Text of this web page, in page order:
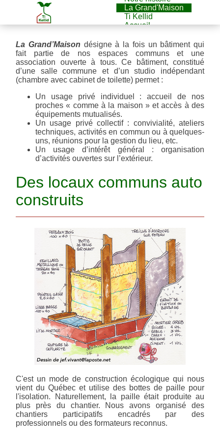
La Grand'Maison
Ti Kellid
Accueil
La Grand’Maison désigne à la fois un bâtiment qui
fait partie de nos espaces communs et une
association ouverte à tous. Ce bâtiment, constitué
d’une salle commune et d’un studio indépendant
(chambre avec cabinet de toilette) permet :
Un usage privé individuel : accueil de nos
proches « comme à la maison » et accès à des
équipements mutualisés.
Un usage privé collectif : convivialité, ateliers
techniques, activités en commun ou à quelques-
uns, réunions pour la gestion du lieu, etc.
Un usage d’intérêt général : organisation
d’activités ouvertes sur l’extérieur.
Des locaux communs auto
construits
C'est un mode de construction écologique qui nous
vient du Québec et utilise des bottes de paille pour
l'isolation. Naturellement, la paille était produite au
plus près du chantier. Nous avons organisé des
chantiers participatifs encadrés par des
professionnels ou des formateurs reconnus.